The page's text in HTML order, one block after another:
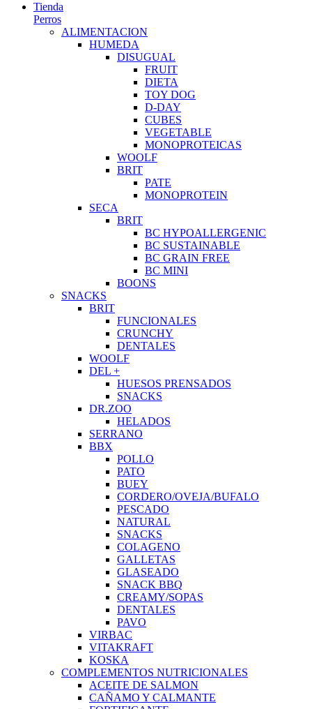
Tienda
Perros
ALIMENTACION
HUMEDA
DISUGUAL
FRUIT
DIETA
TOY DOG
D-DAY
CUBES
VEGETABLE
MONOPROTEICAS
WOOLF
BRIT
PATE
MONOPROTEIN
SECA
BRIT
BC HYPOALLERGENIC
BC SUSTAINABLE
BC GRAIN FREE
BC MINI
BOONS
SNACKS
BRIT
FUNCIONALES
CRUNCHY
DENTALES
WOOLF
DEL +
HUESOS PRENSADOS
SNACKS
DR.ZOO
HELADOS
SERRANO
BBX
POLLO
PATO
BUEY
CORDERO/OVEJA/BUFALO
PESCADO
NATURAL
SNACKS
COLAGENO
GALLETAS
GLASEADO
SNACK BBQ
CREAMY/SOPAS
DENTALES
PAVO
VIRBAC
VITAKRAFT
KOSKA
COMPLEMENTOS NUTRICIONALES
ACEITE DE SALMON
CAÑAMO Y CALMANTE